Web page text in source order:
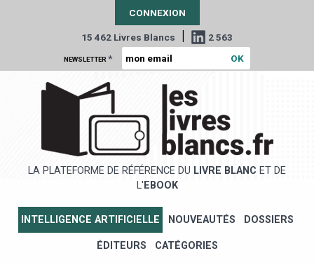
CONNEXION
15 462 Livres Blancs | 2 563
NEWSLETTER *
LA PLATEFORME DE RÉFÉRENCE DU LIVRE BLANC ET DE
L' EBOOK
INTELLIGENCE ARTIFICIELLE NOUVEAUTÉS DOSSIERS
ÉDITEURS CATÉGORIES